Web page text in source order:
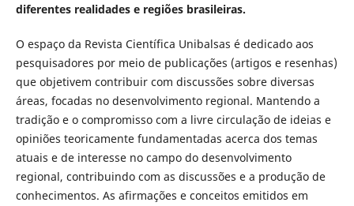
diferentes realidades e regiões brasileiras.
O espaço da Revista Científica Unibalsas é dedicado aos
pesquisadores por meio de publicações (artigos e resenhas)
que objetivem contribuir com discussões sobre diversas
áreas, focadas no desenvolvimento regional. Mantendo a
tradição e o compromisso com a livre circulação de ideias e
opiniões teoricamente fundamentadas acerca dos temas
atuais e de interesse no campo do desenvolvimento
regional, contribuindo com as discussões e a produção de
conhecimentos. As afirmações e conceitos emitidos em